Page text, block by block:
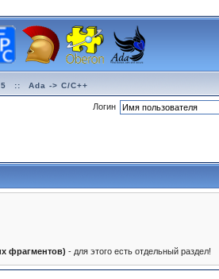
:: Ada -> C/C++
Логин
фрагментов) - для этого есть отдельный раздел!